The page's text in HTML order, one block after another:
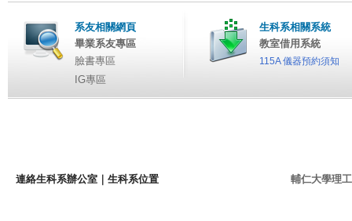
系友相關網頁
畢業系友專區
臉書專區
IG專區
生科系相關系統
教室借用系統
115A 儀器預約須知
連絡生科系辦公室 生科系位置 輔仁大學理